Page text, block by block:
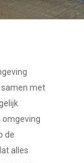
samen met
omgeving
de
alles